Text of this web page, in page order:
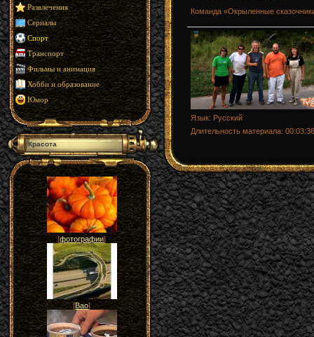
Развлечения
Сериалы
Спорт
Транспорт
Фильмы и анимация
Хобби и образование
Юмор
Красота
[фотографии]
[Вао]
Команда «Окрыленные
Язык: Русский
Длительность материала: 00:03:36